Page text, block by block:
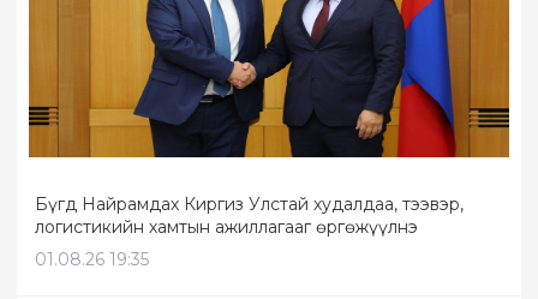
Бүгд Найрамдах Киргиз Улстай худалдаа, тээвэр,
логистикийн хамтын ажиллагааг өргөжүүлнэ
01.08.26 19:35